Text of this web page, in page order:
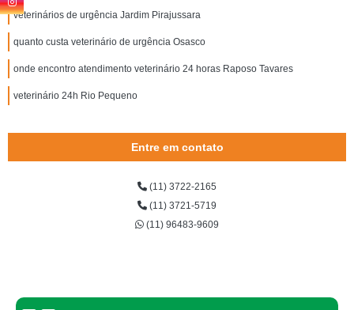
veterinários de urgência Jardim Pirajussara
quanto custa veterinário de urgência Osasco
onde encontro atendimento veterinário 24 horas Raposo Tavares
veterinário 24h Rio Pequeno
Entre em contato
(11) 3722-2165
(11) 3721-5719
(11) 96483-9609